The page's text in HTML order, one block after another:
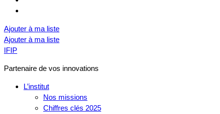
Ajouter à ma liste
Ajouter à ma liste
IFIP
Partenaire de vos innovations
L’institut
Nos missions
Chiffres clés 2025